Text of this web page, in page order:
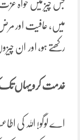
جس چیز میں خواہ
میں، عافیت اور
رکھتے ہو، اور ان
خدمت کرو یہاں تک
اے لوگو! اللہ کی